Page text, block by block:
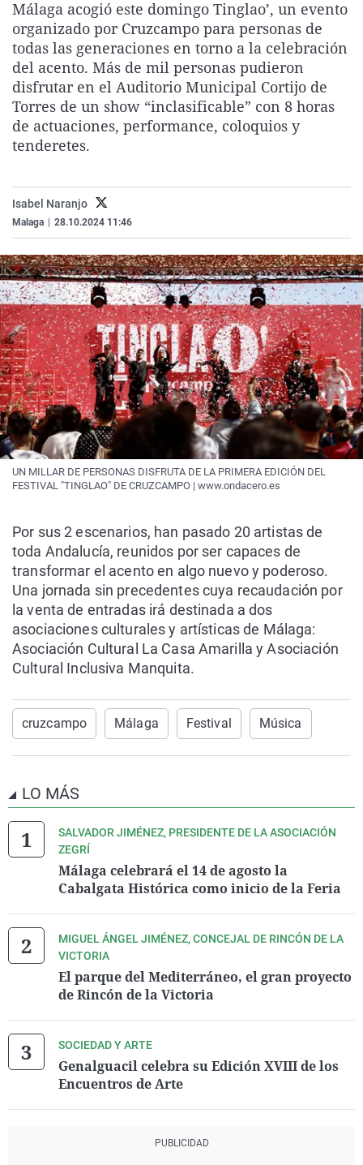
La rosa de los vientos
Gente viajera
Como el perro y el
Caso
Retornados
Equipo de
Operación Viuda
Extremadura
Galicia
La Rioja
Navarra
País Vasco
Virales
Televisión
Elecciones
Málaga acogió este domingo Tinglao’, un evento
organizado por Cruzcampo para personas de
todas las generaciones en torno a la celebración
del acento. Más de mil personas pudieron
disfrutar en el Auditorio Municipal Cortijo de
Torres de un show “inclasificable” con 8 horas
de actuaciones, performance, coloquios y
tenderetes.
Isabel Naranjo
Malaga 28.10.2024 11:46
UN MILLAR DE PERSONAS DISFRUTA DE LA PRIMERA EDICIÓN DEL
FESTIVAL "TINGLAO" DE CRUZCAMPO | www.ondacero.es
Por sus 2 escenarios, han pasado 20 artistas de
toda Andalucía, reunidos por ser capaces de
transformar el acento en algo nuevo y poderoso.
Una jornada sin precedentes cuya recaudación por
la venta de entradas irá destinada a dos
asociaciones culturales y artísticas de Málaga:
Asociación Cultural La Casa Amarilla y Asociación
Cultural Inclusiva Manquita.
cruzcampo Málaga Festival Música
LO MÁS
SALVADOR JIMÉNEZ, PRESIDENTE DE LA ASOCIACIÓN
ZEGRÍ
Málaga celebrará el 14 de agosto la
Cabalgata Histórica como inicio de la Feria
MIGUEL ÁNGEL JIMÉNEZ, CONCEJAL DE RINCÓN DE LA
VICTORIA
El parque del Mediterráneo, el gran proyecto
de Rincón de la Victoria
SOCIEDAD Y ARTE
Genalguacil celebra su Edición XVIII de los
Encuentros de Arte